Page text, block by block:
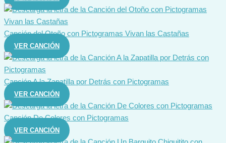
Canción del Otoño con Pictogramas Vivan las Castañas
VER CANCIÓN
Canción A la Zapatilla por Detrás con Pictogramas
VER CANCIÓN
Canción De Colores con Pictogramas
VER CANCIÓN